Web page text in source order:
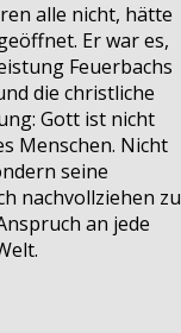
alle nicht, hätte
Er war es,
Feuerbachs
die christliche
Gott ist nicht
Menschen. Nicht
seine
nachvollziehen zu
an jede